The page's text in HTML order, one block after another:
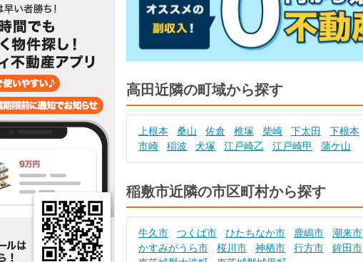
高田近隣の町域から探す
上根本 桑山 佐倉 椎塚 柴崎 下太田 下根本
市崎
稲波 犬塚 江戸崎乙 江戸崎甲 蒲ケ山
稲敷市近隣の市区町村から探す
牛久市 つくば市 ひたちなか市 鹿嶋市 潮来市
かすみがうら市
桜川市 神栖市 行方市 鉾田市